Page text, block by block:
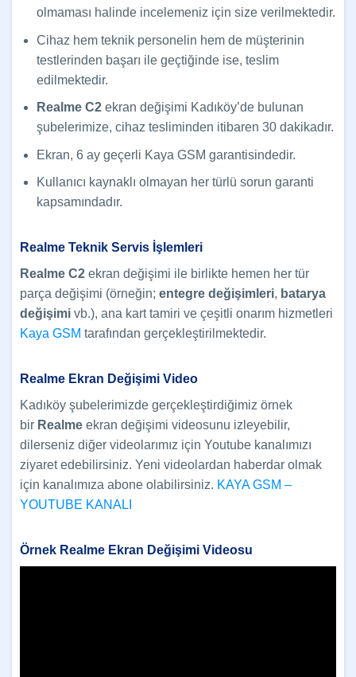
olmaması halinde incelemeniz için size verilmektedir.
Cihaz hem teknik personelin hem de müşterinin
testlerinden başarı ile geçtiğinde ise, teslim
edilmektedir.
Realme C2ekran değişimi Kadıköy’de bulunan
şubelerimize, cihaz tesliminden itibaren 30 dakikadır.
Ekran, 6 ay geçerli Kaya GSM garantisindedir.
Kullanıcı kaynaklı olmayan her türlü sorun garanti
kapsamındadır.
Realme Teknik Servis İşlemleri
Realme C2 ekran değişimi ile birlikte hemen her tür
parça değişimi (örneğin; entegre değişimleri, batarya
değişimi vb.), ana kart tamiri ve çeşitli onarım hizmetleri
Kaya GSM tarafından gerçekleştirilmektedir.
Realme Ekran Değişimi Video
Kadıköy şubelerimizde gerçekleştirdiğimiz örnek
bir Realme ekran değişimi videosunu izleyebilir,
dilerseniz diğer videolarımız için Youtube kanalımızı
ziyaret edebilirsiniz. Yeni videolardan haberdar olmak
için kanalımıza abone olabilirsiniz. KAYA GSM –
YOUTUBE KANALI
Örnek Realme Ekran Değişimi Videosu